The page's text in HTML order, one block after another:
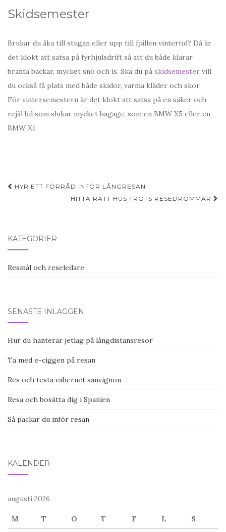
Skidsemester
Brukar du åka till stugan eller upp till fjällen vintertid? Då är
det klokt att satsa på fyrhjulsdrift så att du både klarar
branta backar, mycket snö och is. Ska du på skidsemester vill
du också få plats med både skidor, varma kläder och skor.
För vintersemestern är det klokt att satsa på en säker och
rejäl bil som slukar mycket bagage, som en BMW X5 eller en
BMW X1.
Post
navigation
HYR ETT FÖRRÅD INFÖR LÅNGRESAN
HITTA RÄTT HUS TROTS RESEDRÖMMAR
KATEGORIER
Resmål och reseledare
SENASTE INLÄGGEN
Hur du hanterar jetlag på långdistansresor
Ta med e-ciggen på resan
Res och testa cabernet sauvignon
Resa och bosätta dig i Spanien
Så packar du inför resan
KALENDER
augusti 2026
M T O T F L S